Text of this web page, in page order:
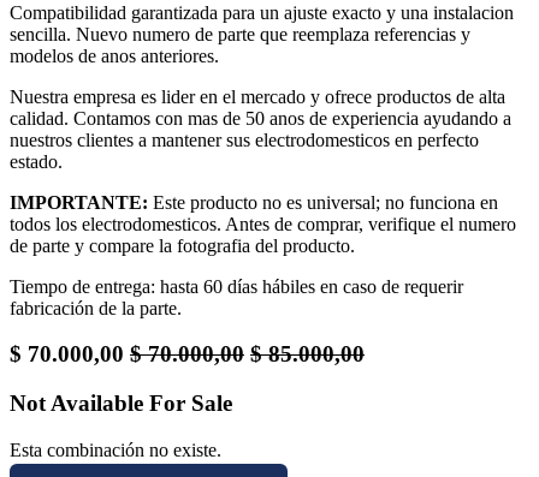
Compatibilidad garantizada para un ajuste exacto y una instalacion
sencilla. Nuevo numero de parte que reemplaza referencias y
modelos de anos anteriores.
Nuestra empresa es lider en el mercado y ofrece productos de alta
calidad. Contamos con mas de 50 anos de experiencia ayudando a
nuestros clientes a mantener sus electrodomesticos en perfecto
estado.
IMPORTANTE: Este producto no es universal; no funciona en
todos los electrodomesticos. Antes de comprar, verifique el numero
de parte y compare la fotografia del producto.
Tiempo de entrega: hasta 60 días hábiles en caso de requerir
fabricación de la parte.
$ 70.000,00 $70.000,00 $85.000,00
Not Available For Sale
Esta combinación no existe.